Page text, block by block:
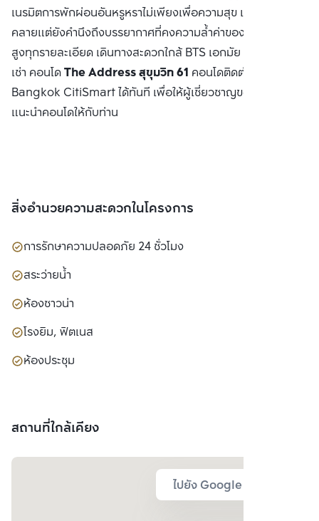
เนรมิตการพักผ่อนอันหรูหราไม่เพียงเพื่อความสุข และความผ่อน
คลายแต่ยังคำนึงถึงบรรยากาศที่คงความล้ำค่าของศิลปะไทยชั้น
สูงทุกรายละเอียด เดินทางสะดวกใกล้ BTS เอกมัย ซื้อ ขาย หรือ
เช่า คอนโดThe Address สุขุมวิท 61 คอนโดติดต่อหาเรา
Bangkok CitiSmart ได้ทันที เพื่อให้ผู้เชี่ยวชาญของเราได้
แนะนำคอนโดให้กับท่าน
สิ่งอำนวยความสะดวกในโครงการ
การรักษาความปลอดภัย 24 ชั่วโมง
สระว่ายน้ำ
ห้องซาวน่า
โรงยิม, ฟิตเนส
ห้องประชุม
สถานที่ใกล้เคียง
ไปยัง Google Map